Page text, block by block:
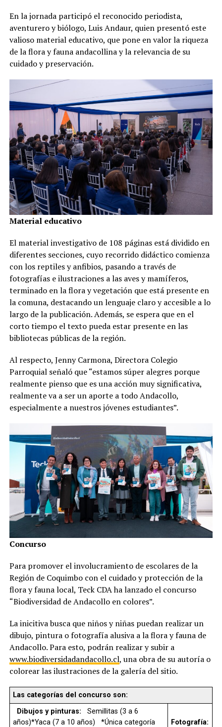
En la jornada participó el reconocido periodista,
aventurero y biólogo, Luis Andaur, quien presentó este
valioso material educativo, que pone en valor la riqueza
de la flora y fauna andacollina y la relevancia de su
cuidado y preservación.
Material educativo
El material investigativo de 108 páginas está dividido en
diferentes secciones, cuyo recorrido didáctico comienza
con los reptiles y anfibios, pasando a través de
fotografías e ilustraciones a las aves y mamíferos,
terminado en la flora y vegetación que está presente en
la comuna, destacando un lenguaje claro y accesible a lo
largo de la publicación. Además, se espera que en el
corto tiempo el texto pueda estar presente en las
bibliotecas públicas de la región.
Al respecto, Jenny Carmona, Directora Colegio
Parroquial señaló que “estamos súper alegres porque
realmente pienso que es una acción muy significativa,
realmente va a ser un aporte a todo Andacollo,
especialmente a nuestros jóvenes estudiantes”.
Concurso
Para promover el involucramiento de escolares de la
Región de Coquimbo con el cuidado y protección de la
flora y fauna local, Teck CDA ha lanzado el concurso
“Biodiversidad de Andacollo en colores”.
La inicitiva busca que niños y niñas puedan realizar un
dibujo, pintura o fotografía alusiva a la flora y fauna de
Andacollo. Para esto, podrán realizar y subir a
www.biodiversidadandacollo.cl, una obra de su autoría o
colorear las ilustraciones de la galería del sitio.
Las categorías del concurso son:
Dibujos y pinturas: Semillitas (3 a 6
años)*Yaca (7 a 10 años) *Única categoría
Fotografía: